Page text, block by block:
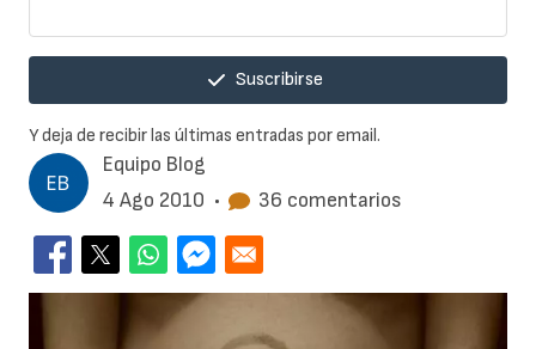
Equipo Blog
4 Ago 2010 • 36 comentarios
Suscribirse
Y deja de recibir las últimas entradas por email.